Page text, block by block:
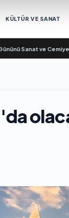
KÜLTÜR VE SANAT
Sanat ve Cemiyet